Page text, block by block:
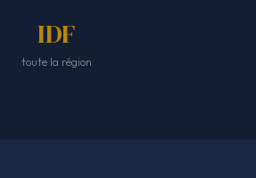
IDF
toute la région